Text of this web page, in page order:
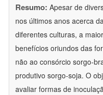
Resumo: Apesar de
nos últimos anos acerca
diferentes culturas, a
benefícios oriundos das
não ao consórcio sorgo-
produtivo sorgo-soja. O
avaliar formas de